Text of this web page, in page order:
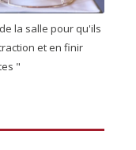
la salle pour qu'ils
et en finir
"